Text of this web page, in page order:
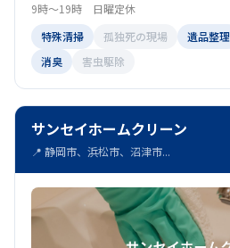
9時〜19時 日曜定休
特殊清掃
孤独死の現場 遺品整理
消臭
害虫駆除
サンセイホームクリーン
📍 静岡市、浜松市、沼津市...